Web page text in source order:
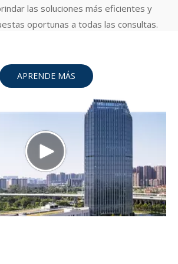
las soluciones más eficientes y
oportunas a todas las consultas.
APRENDE MÁS